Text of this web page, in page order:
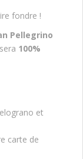
fondre !
Pellegrino
100%
et
carte de